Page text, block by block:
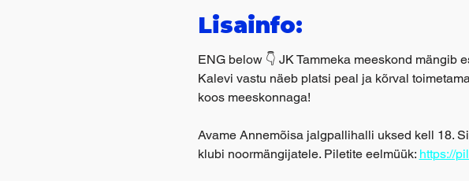
Lisainfo:
ENG below 👇 JK Tammeka meeskond mängib
Kalevi vastu näeb platsi peal ja kõrval
koos meeskonnaga!
Avame Annemõisa jalgpallihalli uksed kell 18.
klubi noormängijatele. Piletite eelmüük: https://